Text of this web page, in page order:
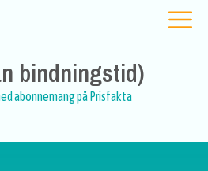
bindningstid)
abonnemang på Prisfakta